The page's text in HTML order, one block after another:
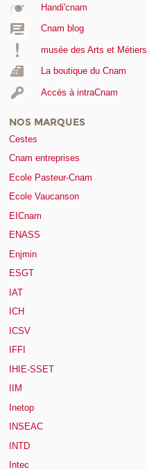
Handi'cnam
Cnam blog
musée des Arts et Métiers
La boutique du Cnam
Accès à intraCnam
NOS MARQUES
Cestes
Cnam entreprises
Ecole Pasteur-Cnam
Ecole Vaucanson
EICnam
ENASS
Enjmin
ESGT
IAT
ICH
ICSV
IFFI
IHIE-SSET
IIM
Inetop
INSEAC
INTD
Intec